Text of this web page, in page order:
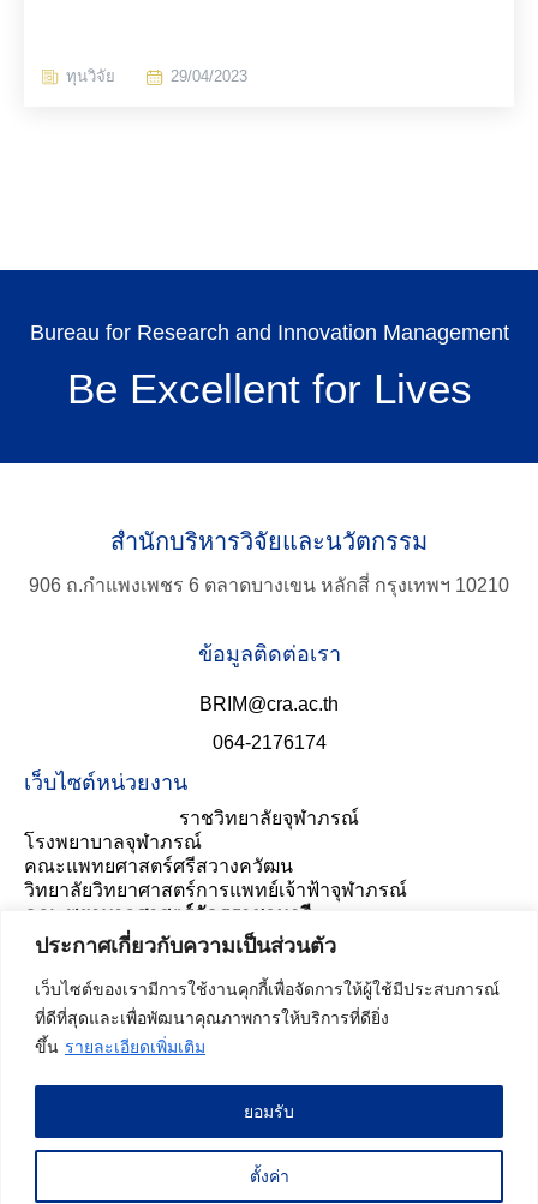
ประกาศเกี่ยวกับความเป็นส่วนตัว
เว็บไซต์ของเรามีการใช้งานคุกกี้เพื่อจัดการให้ผู้ใช้มีประสบการณ์
ที่ดีที่สุดและเพื่อพัฒนาคุณภาพการให้บริการที่ดียิ่ง
ขึ้น รายละเอียดเพิ่มเติม
ตั้งค่า
ยอมรับ
ทุนวิจัย 29/04/2023
Bureau for Research and Innovation Management
Be Excellent for Lives
สำนักบริหารวิจัยและนวัตกรรม
906 ถ.กำแพงเพชร 6 ตลาดบางเขน หลักสี่ กรุงเทพฯ 10210
ข้อมูลติดต่อเรา
BRIM@cra.ac.th
064-2176174
เว็บไซต์หน่วยงาน
ราชวิทยาลัยจุฬาภรณ์
โรงพยาบาลจุฬาภรณ์
คณะแพทยศาสตร์ศรีสวางควัฒน
วิทยาลัยวิทยาศาสตร์การแพทย์เจ้าฟ้าจุฬาภรณ์
คณะพยาบาลศาสตร์อัครราชกุมารี
ประเมินความพึงพอใจ
สำหรับบุคลากร
ประกาศเกี่ยวกับความเป็นส่วนตัว